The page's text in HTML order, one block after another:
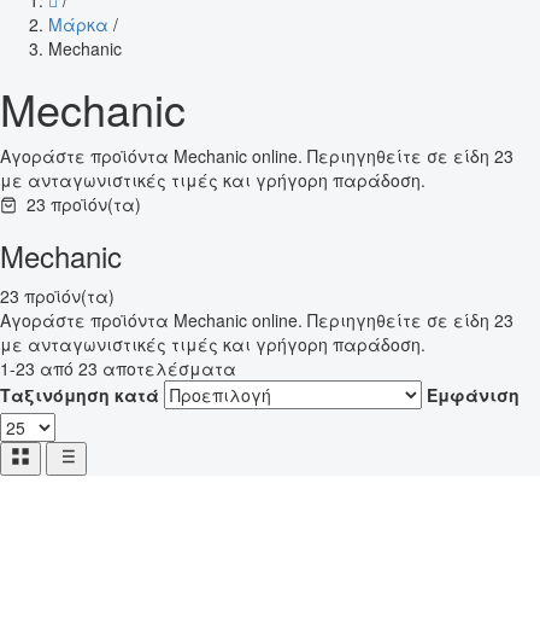
Μάρκα /
Mechanic
Mechanic
Αγοράστε προϊόντα Mechanic online. Περιηγηθείτε σε είδη 23
με ανταγωνιστικές τιμές και γρήγορη παράδοση.
23 προϊόν(τα)
Mechanic
23 προϊόν(τα)
Αγοράστε προϊόντα Mechanic online. Περιηγηθείτε σε είδη 23
με ανταγωνιστικές τιμές και γρήγορη παράδοση.
1-23 από 23 αποτελέσματα
Ταξινόμηση κατά
Εμφάνιση